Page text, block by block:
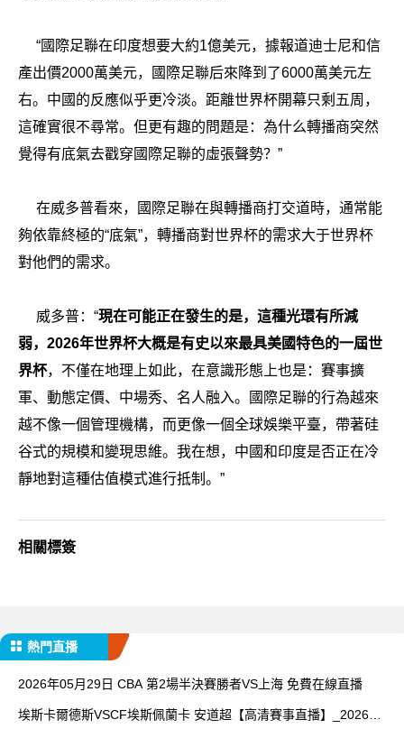
“國際足聯在印度想要大約1億美元，據報道迪士尼和信
產出價2000萬美元，國際足聯后來降到了6000萬美元左
右。中國的反應似乎更冷淡。距離世界杯開幕只剩五周，
這確實很不尋常。但更有趣的問題是：為什么轉播商突然
覺得有底氣去戳穿國際足聯的虛張聲勢？”
在威多普看來，國際足聯在與轉播商打交道時，通常能
夠依靠終極的“底氣”，轉播商對世界杯的需求大于世界杯
對他們的需求。
威多普：“現在可能正在發生的是，這種光環有所減
弱，2026年世界杯大概是有史以來最具美國特色的一屆世
界杯，不僅在地理上如此，在意識形態上也是：賽事擴
軍、動態定價、中場秀、名人融入。國際足聯的行為越來
越不像一個管理機構，而更像一個全球娛樂平臺，帶著硅
谷式的規模和變現思維。我在想，中國和印度是否正在冷
靜地對這種估值模式進行抵制。”
相關標簽
熱門直播
2026年05月29日 CBA 第2場半決賽勝者VS上海 免費在線直播
埃斯卡爾德斯VSCF埃斯佩蘭卡 安道超【高清賽事直播】_2026年